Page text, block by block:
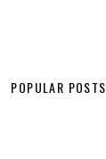
POPULAR POSTS